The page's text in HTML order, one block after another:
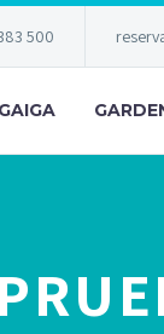
500